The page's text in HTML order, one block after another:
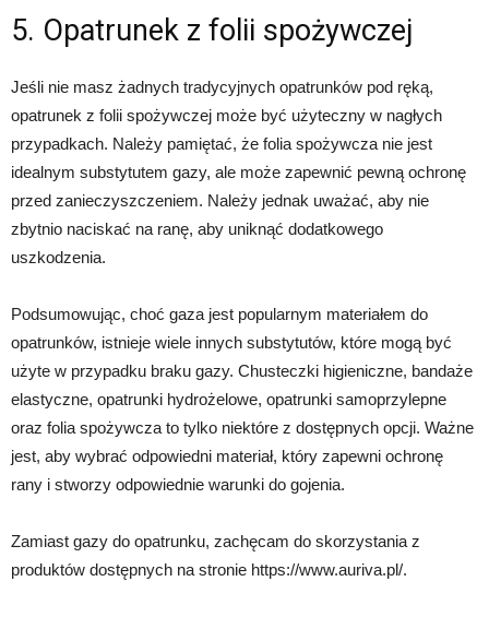
5. Opatrunek z folii spożywczej
Jeśli nie masz żadnych tradycyjnych opatrunków pod ręką,
opatrunek z folii spożywczej może być użyteczny w nagłych
przypadkach. Należy pamiętać, że folia spożywcza nie jest
idealnym substytutem gazy, ale może zapewnić pewną ochronę
przed zanieczyszczeniem. Należy jednak uważać, aby nie
zbytnio naciskać na ranę, aby uniknąć dodatkowego
uszkodzenia.
Podsumowując, choć gaza jest popularnym materiałem do
opatrunków, istnieje wiele innych substytutów, które mogą być
użyte w przypadku braku gazy. Chusteczki higieniczne, bandaże
elastyczne, opatrunki hydrożelowe, opatrunki samoprzylepne
oraz folia spożywcza to tylko niektóre z dostępnych opcji. Ważne
jest, aby wybrać odpowiedni materiał, który zapewni ochronę
rany i stworzy odpowiednie warunki do gojenia.
Zamiast gazy do opatrunku, zachęcam do skorzystania z
produktów dostępnych na stronie https://www.auriva.pl/.